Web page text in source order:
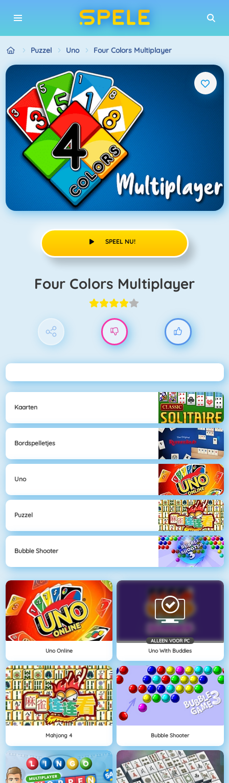
Puzzel Uno Four Colors Multiplayer
SPEEL NU!
Four Colors Multiplayer
Kaarten
Bordspelletjes
Uno
Puzzel
Bubble Shooter
Uno Online
ALLEEN VOOR PC
Uno With Buddies
Mahjong 4 Bubble Shooter